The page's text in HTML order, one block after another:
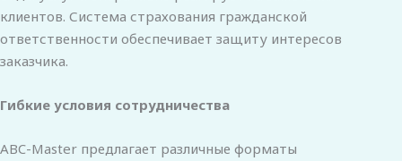
клиентов. Система страхования гражданской
ответственности обеспечивает защиту интересов
заказчика.
Гибкие условия сотрудничества
ABC-Master предлагает различные форматы